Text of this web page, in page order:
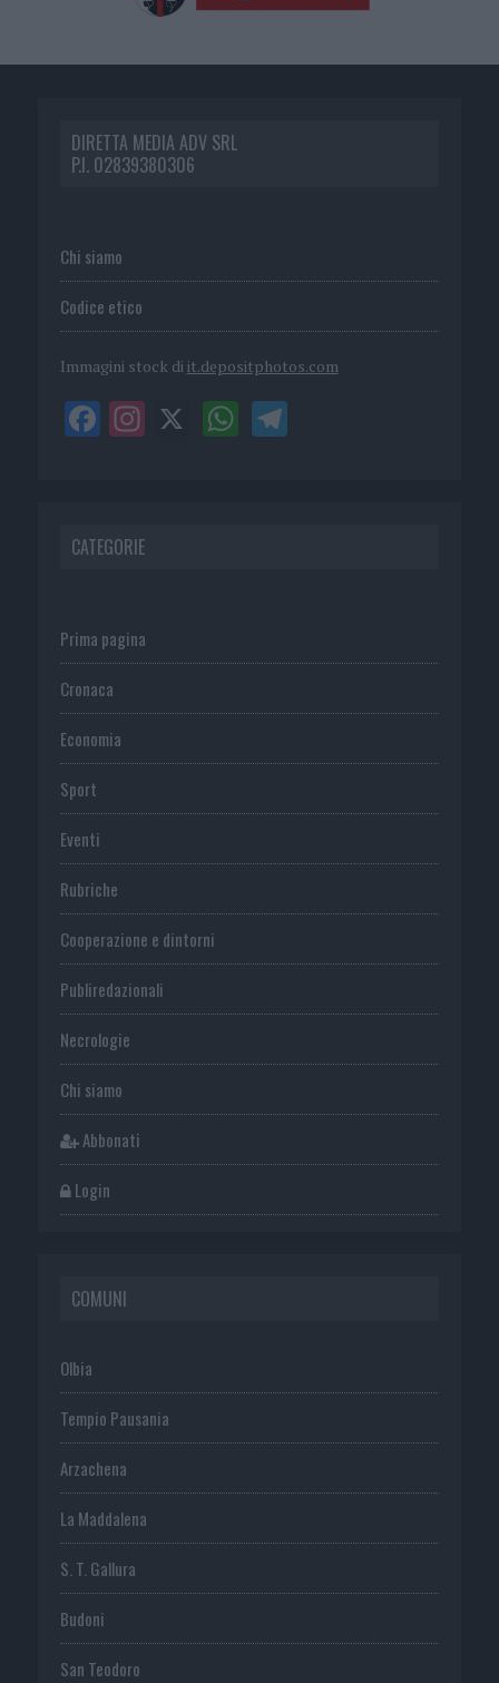
DIRETTA MEDIA ADV SRL
P.I. 02839380306
Chi siamo
Codice etico
Immagini stock di it.depositphotos.com
CATEGORIE
Prima pagina
Cronaca
Economia
Sport
Eventi
Rubriche
Cooperazione e dintorni
Publiredazionali
Necrologie
Chi siamo
Abbonati
Login
COMUNI
Olbia
Tempio Pausania
Arzachena
La Maddalena
S. T. Gallura
Budoni
San Teodoro